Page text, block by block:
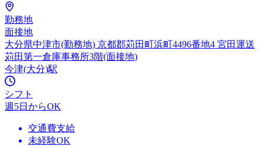
勤務地
面接地
大分県中津市(勤務地) 京都郡苅田町浜町4496番地4 宮田運送
苅田第一倉庫事務所3階(面接地)
今津(大分)駅
シフト
週5日からOK
交通費支給
未経験OK